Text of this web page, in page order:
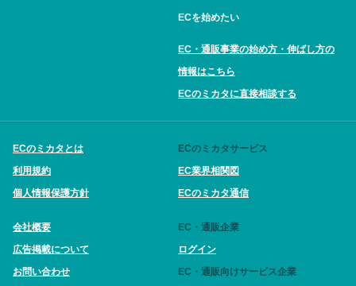
ECを始めたい
EC・通販事業の始め方・伸ばし方の
情報はこちら
ECのミカタに直接相談する
ECのミカタとは
利用規約
個人情報保護方針
会社概要
広告掲載について
お問い合わせ
ECのミカタサービス
EC業界相関図
ECのミカタ通信
EC・通販企業
ログイン
EC・通販向けサービス企業